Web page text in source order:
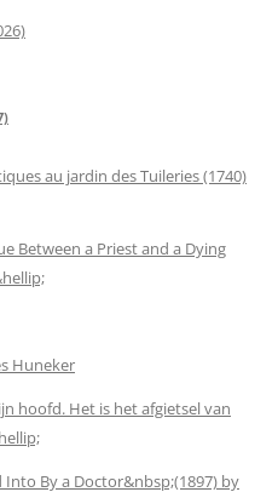
au jardin des Tuileries (1740)
Between a Priest and a Dying
Huneker
hoofd. Het is het afgietsel van
By a Doctor&nbsp;(1897) by